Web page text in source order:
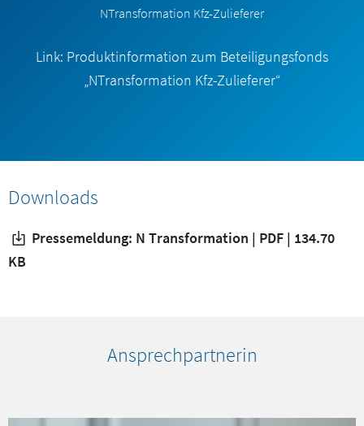
NTransformation Kfz-Zulieferer
Link: Produktinformation zum Beteiligungsfonds
„NTransformation Kfz-Zulieferer“
Downloads
Pressemeldung: N Transformation | PDF | 134.70
KB
Ansprechpartnerin